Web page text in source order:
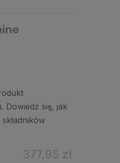
Dowiedz się, jak
377,95 zł